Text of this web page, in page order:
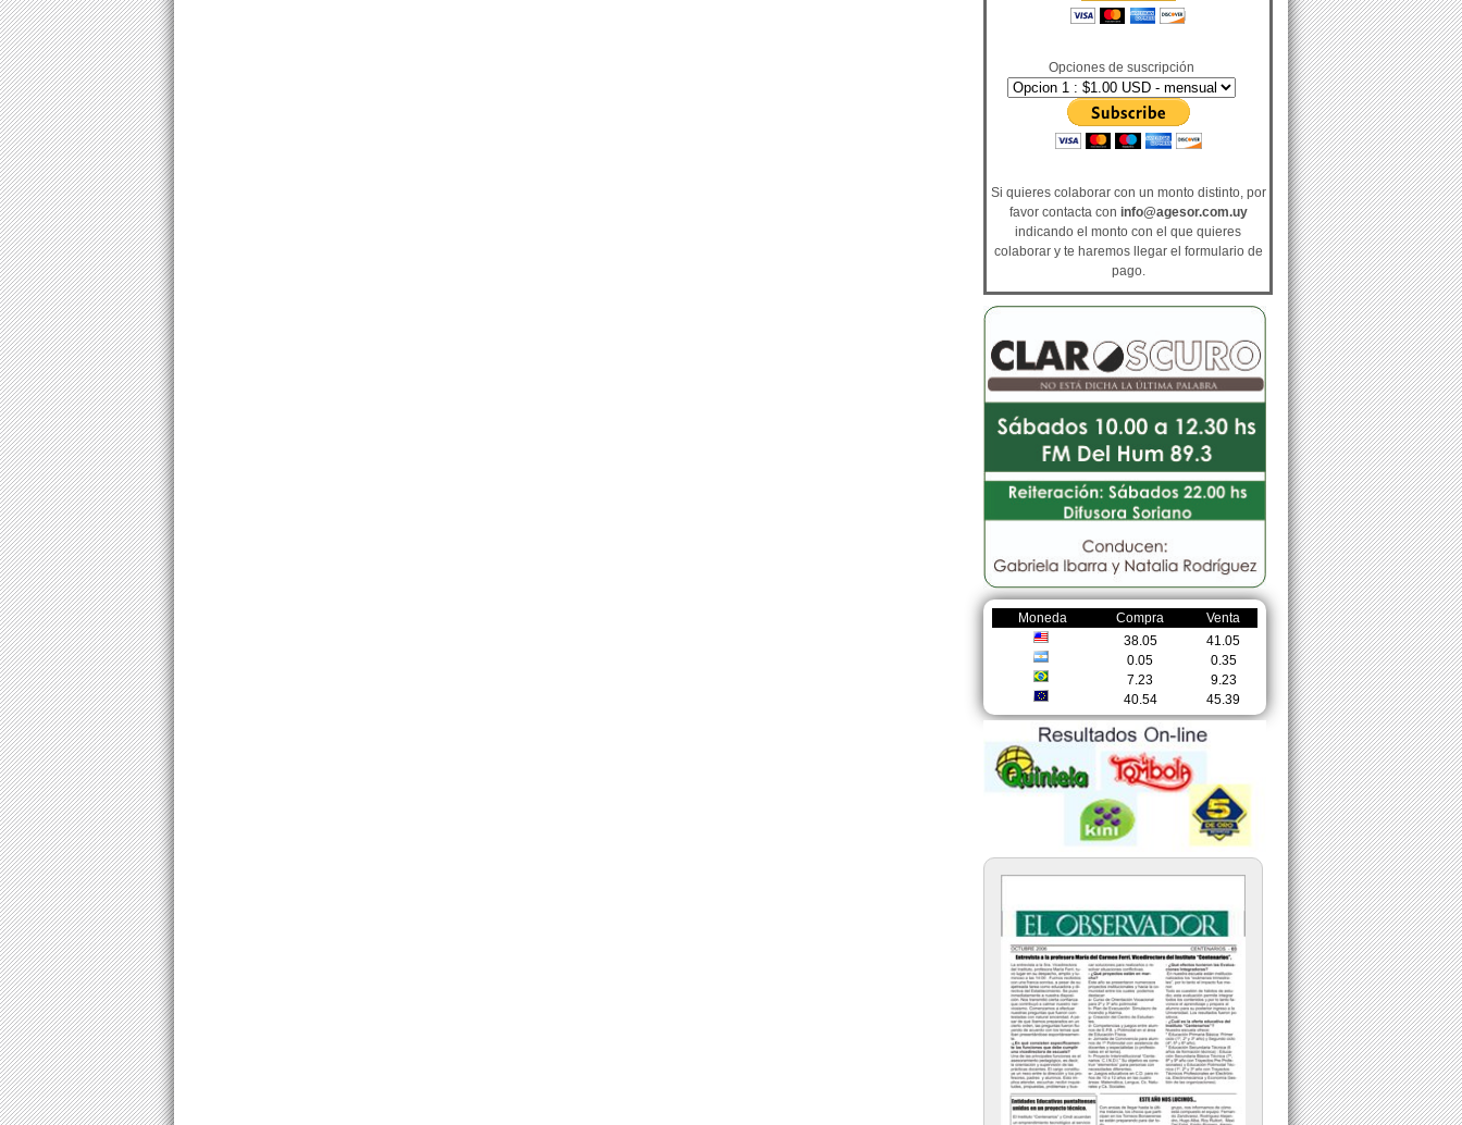
Opciones de suscripción
Si quieres colaborar con un monto distinto, por
favor contacta con info@agesor.com.uy
indicando el monto con el que quieres
colaborar y te haremos llegar el formulario de
pago.
Moneda Compra
Venta
38.05
41.05
0.05
0.35
7.23
9.23
40.54
45.39